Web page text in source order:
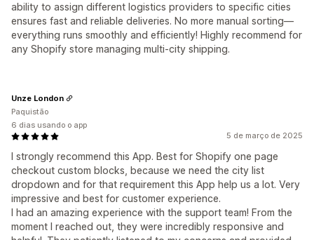
ability to assign different logistics providers to specific cities
ensures fast and reliable deliveries. No more manual sorting—
everything runs smoothly and efficiently! Highly recommend for
any Shopify store managing multi-city shipping.
5 de março de 2025
I strongly recommend this App. Best for Shopify one page
checkout custom blocks, because we need the city list
dropdown and for that requirement this App help us a lot. Very
impressive and best for customer experience.
I had an amazing experience with the support team! From the
moment I reached out, they were incredibly responsive and
Unze London
Paquistão
6 dias usando o app